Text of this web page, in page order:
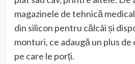
magazinele de tehnică
din silicon pentru călcâi și
monturi, ce adaugă un plus
pe care le porți.